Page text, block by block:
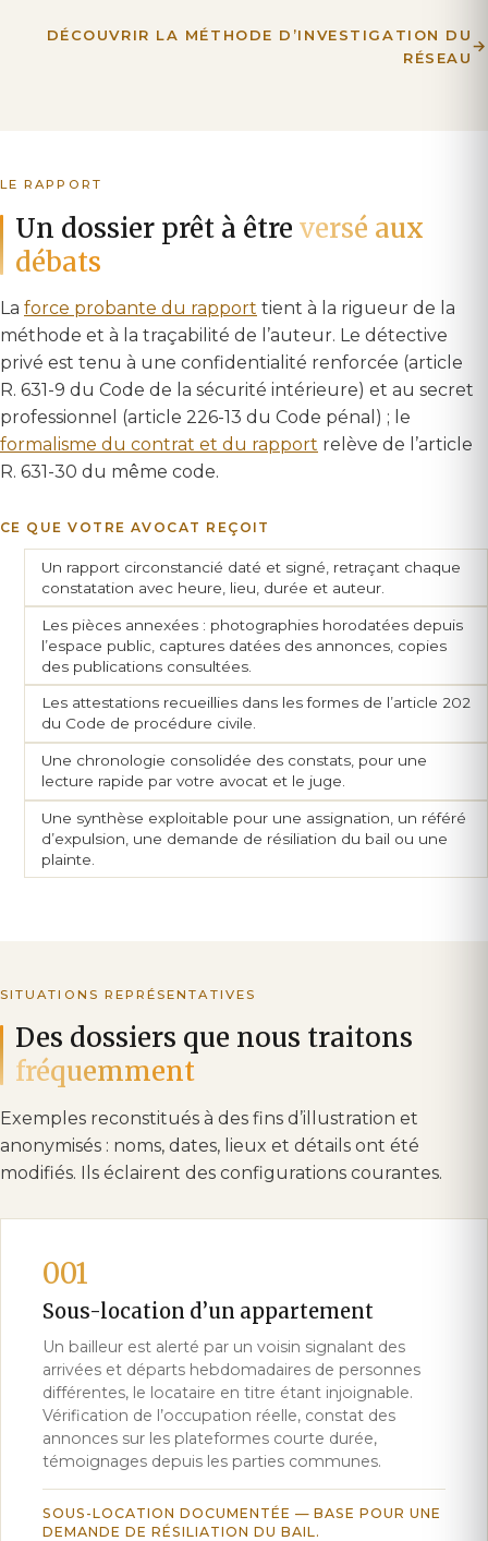
DÉCOUVRIR LA MÉTHODE D’INVESTIGATION DU
RÉSEAU
LE RAPPORT
Un dossier prêt à êtreversé aux
débats
La force probante du rapport tient à la rigueur de la
méthode et à la traçabilité de l’auteur. Le détective
privé est tenu à une confidentialité renforcée (article
R. 631-9 du Code de la sécurité intérieure) et au secret
professionnel (article 226-13 du Code pénal) ; le
formalisme du contrat et du rapport relève de l’article
R. 631-30 du même code.
CE QUE VOTRE AVOCAT REÇOIT
Un rapport circonstancié daté et signé, retraçant chaque
constatation avec heure, lieu, durée et auteur.
Les pièces annexées : photographies horodatées depuis
l’espace public, captures datées des annonces, copies
des publications consultées.
Les attestations recueillies dans les formes de l’article 202
du Code de procédure civile.
Une chronologie consolidée des constats, pour une
lecture rapide par votre avocat et le juge.
Une synthèse exploitable pour une assignation, un référé
d’expulsion, une demande de résiliation du bail ou une
plainte.
SITUATIONS REPRÉSENTATIVES
Des dossiers que nous traitons
fréquemment
Exemples reconstitués à des fins d’illustration et
anonymisés : noms, dates, lieux et détails ont été
modifiés. Ils éclairent des configurations courantes.
001
Sous-location d’un appartement
Un bailleur est alerté par un voisin signalant des
arrivées et départs hebdomadaires de personnes
différentes, le locataire en titre étant injoignable.
Vérification de l’occupation réelle, constat des
annonces sur les plateformes courte durée,
témoignages depuis les parties communes.
SOUS-LOCATION DOCUMENTÉE — BASE POUR UNE
DEMANDE DE RÉSILIATION DU BAIL.